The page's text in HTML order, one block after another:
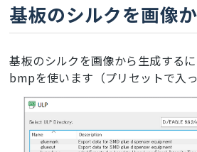
基板のシルクを画像
基板のシルクを画像から生成する
bmpを使います（プリセットで入っ